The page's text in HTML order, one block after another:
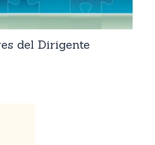
del Dirigente